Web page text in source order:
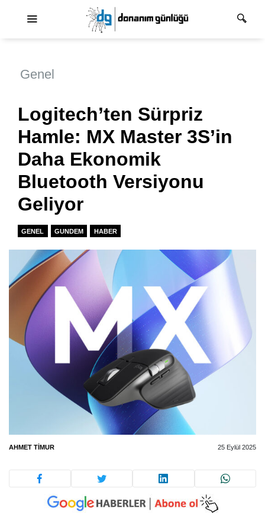
Genel
Logitech’ten Sürpriz
Hamle: MX Master 3S’in
Daha Ekonomik
Bluetooth Versiyonu
Geliyor
GENEL GUNDEM HABER
AHMET TIMUR 25 Eylül 2025